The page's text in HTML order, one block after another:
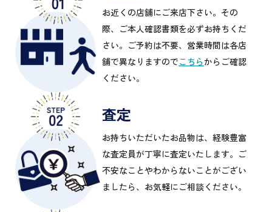
お近くの店舗にご来店下さい。その
際、ご本人確認書類を必ずお持ちくだ
さい。ご予約は不要、営業時間は各店
舗で異なりますのでこちらからご確認
ください。
査定
お持ちいただいたお品物は、経験豊富
な査定員が丁寧に査定いたします。ご
不安なことやわからないことがござい
ましたら、お気軽にご相談ください。